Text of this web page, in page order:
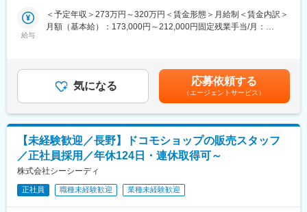
■業務の魅力：
昇給・賞与のほか社内コンテストもあり、頑張りをきちんと評価
NTTドコモ販売代理店として、関東5店舗、長野10店舗にドコモシ
ョップを運営するとともに、お客様のライフスタイルに合わせ、
取扱う商品・サービスの中から、お客様の暮らしをより豊かにす
る最適な提案をします。
・小諸市の国道沿いにある、もんじゃ焼き「竹りん」
・上田駅から徒歩5分の大衆酒場食堂Nakamura
お客様に最高の体験を提供するため、あなたのアイデアを活かし
■具体的な業務内容：
◇店舗運営業務
・開店、閉店作業（買い出し、清掃など）
・SNS運用（キャンペーン企画、新たな運用方針の検討など）
・集客施策の企画・実行
・オペレーションの改善、効率化
◇キャリアアップを応援
店舗運営のノウハウだけでなく、SNS運用や集客企画など、幅広
給与
＜予定年収＞273万円～320万円＜賃金形態＞月給制＜賃金内訳＞
月額（基本給）：173,000円～212,000円固定残業手当/月：
改定：年2回■賞与：年1回（業績による）※決算賞与：あり（2019
年以降 毎年実績あり）支給実績0.5ヶ月～2.8ヶ月分※別途、深夜
労働手当11,000円（1日2時間想定）あり。賃金はあくまでも目安
の金額であり、選考を通じて上下する可能性があります。月給(月
額)は固定手当を含めた表記です。
気になる 応募依頼する
（エージェントサービス）
【未経験歓迎／長野】ドコモショップの販売スタッフ
／正社員採用／年休124日・連休取得可～
株式会社シーシーディ
正社員 職種未経験歓迎 業種未経験歓迎